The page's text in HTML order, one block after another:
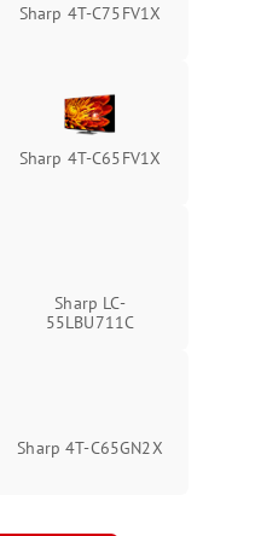
Sharp 4T-C75FV1X
Sharp 4T-C65FV1X
Sharp LC-
55LBU711C
Sharp 4T-C65GN2X